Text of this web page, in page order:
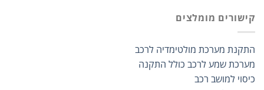
קישורים מומלצים
התקנת מערכת מולטימדיה לרכב
מערכת שמע לרכב כולל התקנה
כיסוי למושב רכב